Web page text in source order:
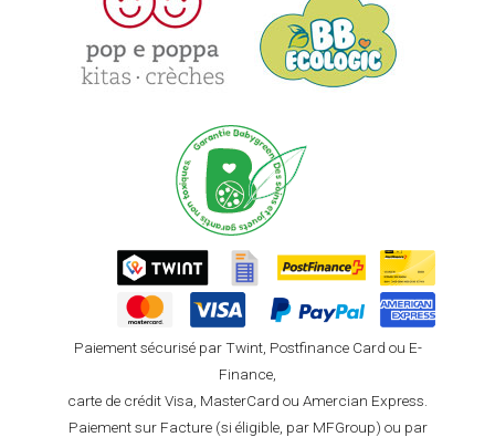
Paiement sécurisé par Twint, Postfinance Card ou E-
Finance,
carte de crédit Visa, MasterCard ou Amercian Express.
Paiement sur Facture (si éligible, par MFGroup) ou par